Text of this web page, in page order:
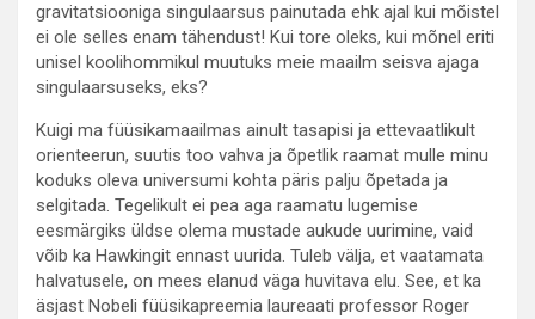
gravitatsiooniga singulaarsus painutada ehk ajal kui mõistel
ei ole selles enam tähendust! Kui tore oleks, kui mõnel eriti
unisel koolihommikul muutuks meie maailm seisva ajaga
singulaarsuseks, eks?
Kuigi ma füüsikamaailmas ainult tasapisi ja ettevaatlikult
orienteerun, suutis too vahva ja õpetlik raamat mulle minu
koduks oleva universumi kohta päris palju õpetada ja
selgitada. Tegelikult ei pea aga raamatu lugemise
eesmärgiks üldse olema mustade aukude uurimine, vaid
võib ka Hawkingit ennast uurida. Tuleb välja, et vaatamata
halvatusele, on mees elanud väga huvitava elu. See, et ka
äsjast Nobeli füüsikapreemia laureaati professor Roger